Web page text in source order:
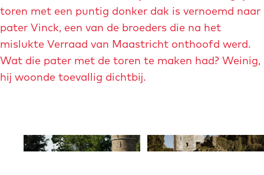
o
n
-
r
o
a
g
h
o
g
e
u
g
s
t
a
u
toren met een puntig donker dak is vernoemd naar
pater Vinck, een van de broeders die na het
mislukte Verraad van Maastricht onthoofd werd.
Wat die pater met de toren te maken had? Weinig,
hij woonde toevallig dichtbij.
O
p
O
p